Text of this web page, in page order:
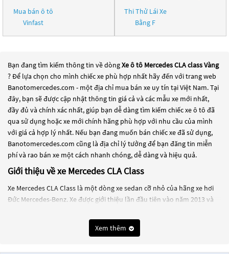
Mua bán ô tô
Vinfast
Thi Thử Lái Xe
Bằng F
Bạn đang tìm kiếm thông tin về dòngXe ô tô Mercedes CLA class Vàng
? Để lựa chọn cho mình chiếc xe phù hợp nhất hãy đến với trang web
Banotomercedes.com - một địa chỉ mua bán xe uy tín tại Việt Nam. Tại
đây, bạn sẽ được cập nhật thông tin giá cả và các mẫu xe mới nhất,
đầy đủ và chính xác nhất, giúp bạn dễ dàng tìm kiếm chiếc xe ô tô đã
qua sử dụng hoặc xe mới chính hãng phù hợp với nhu cầu của mình
với giá cả hợp lý nhất. Nếu bạn đang muốn bán chiếc xe đã sử dụng,
Banotomercedes.com cũng là địa chỉ lý tưởng để bạn đăng tin miễn
phí và rao bán xe một cách nhanh chóng, dễ dàng và hiệu quả.
Giới thiệu về xe Mercedes CLA Class
Xe Mercedes CLA Class là một dòng xe sedan cỡ nhỏ của hãng xe hơi
Đức Mercedes-Benz. Xe được giới thiệu lần đầu tiên vào năm 2013 và
Mercedes CLA Class có kiểu dáng thon gọn, hiện đại và thể thao. Xe
Xem thêm